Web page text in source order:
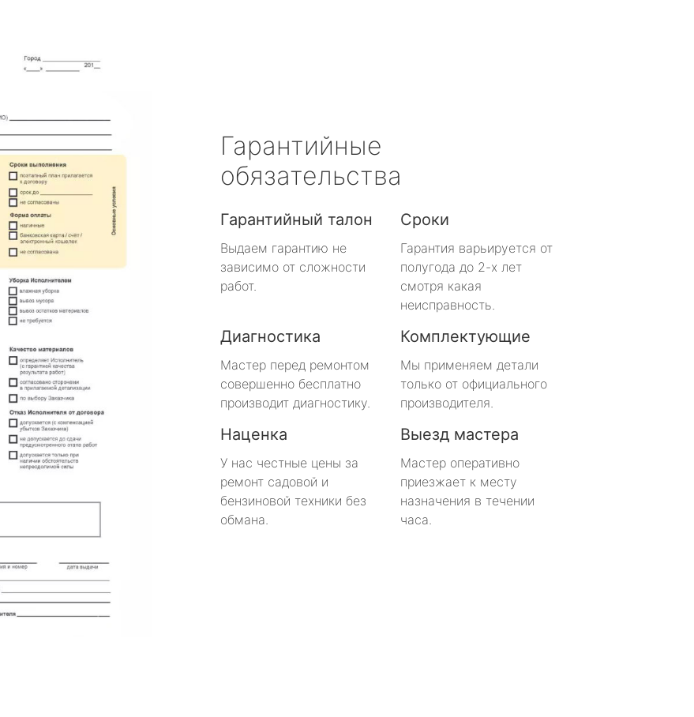
Гарантийные
обязательства
Гарантийный талон
Выдаем гарантию не
зависимо от сложности
работ.
Сроки
Гарантия варьируется от
полугода до 2-х лет
смотря какая
неисправность.
Диагностика
Мастер перед ремонтом
совершенно бесплатно
производит диагностику.
Комплектующие
Мы применяем детали
только от официального
производителя.
Наценка
У нас честные цены за
ремонт садовой и
бензиновой техники без
обмана.
Выезд мастера
Мастер оперативно
приезжает к месту
назначения в течении
часа.